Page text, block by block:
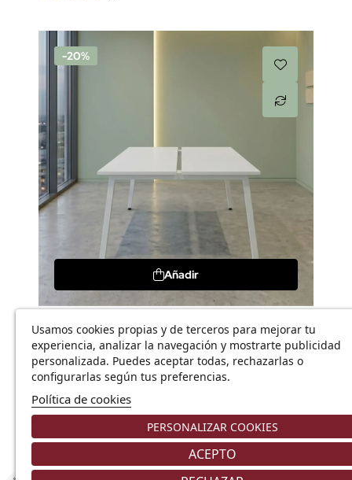
-20%
Añadir
Mesa coworking Torii
566,28 € 453,02 €
Usamos cookies propias y de terceros para mejorar tu
experiencia, analizar la navegación y mostrarte publicidad
personalizada. Puedes aceptar todas, rechazarlas o
configurarlas según tus preferencias.
Política de cookies
PERSONALIZAR COOKIES
ACEPTO